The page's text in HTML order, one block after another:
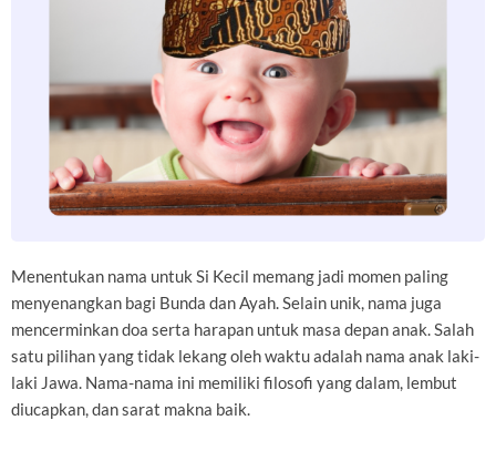
Menentukan nama untuk Si Kecil memang jadi momen paling
menyenangkan bagi Bunda dan Ayah. Selain unik, nama juga
mencerminkan doa serta harapan untuk masa depan anak. Salah
satu pilihan yang tidak lekang oleh waktu adalah nama anak laki-
laki Jawa. Nama-nama ini memiliki filosofi yang dalam, lembut
diucapkan, dan sarat makna baik.